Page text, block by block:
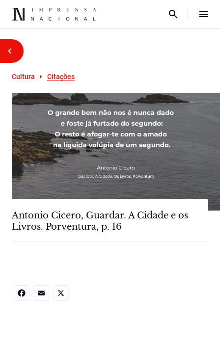
Cultura Citações
Antonio Cicero, Guardar. A Cidade e os
Livros. Porventura, p. 16